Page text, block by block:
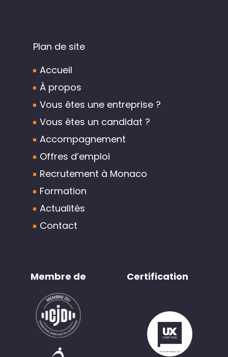
Plan de site
Accueil
À propos
Vous êtes une entreprise ?
Vous êtes un candidat ?
Accompagnement
Offres d’emploi
Recrutement à Monaco
Formation
Actualités
Contact
Membre de Certification